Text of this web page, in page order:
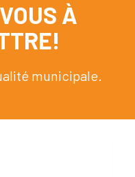
À
municipale.